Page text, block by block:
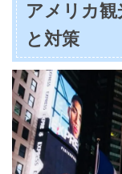
アメリカ観
と対策